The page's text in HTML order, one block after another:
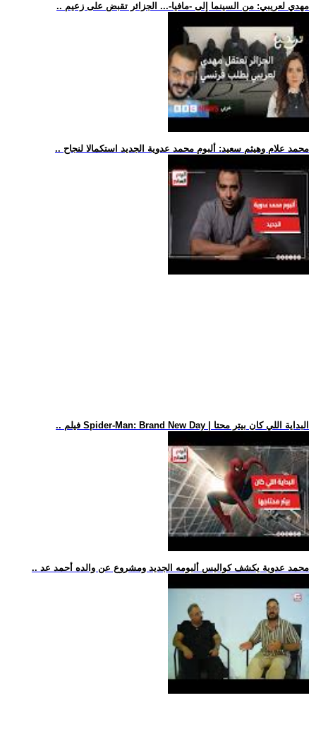
.. مهدي لعريبي: من السينما إلى -مافيا-... الجزائر تقبض على زعيم
.. محمد علام وهيثم سعيد: ألبوم محمد عدوية الجديد استكمالا لنجاح
.. فيلم Spider-Man: Brand New Day | البداية اللي كان بيتر محتا
.. محمد عدوية يكشف كواليس ألبومه الجديد ومشروع عن والده أحمد عد